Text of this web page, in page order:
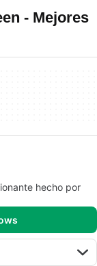
- Mejores
hecho por